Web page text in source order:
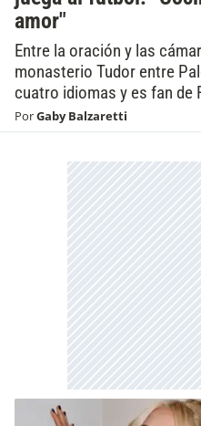
amor"
Entre la oración y las
monasterio Tudor entre
cuatro idiomas y es fan de
PorGaby Balzaretti